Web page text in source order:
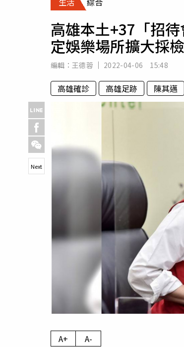
專
房產新
高雄本土+37「招
定娛樂場所擴大採檢
編輯： 王德蓉 2022-04-06 15:48
高雄確診 高雄足跡 陳其邁
Next
A+ A-